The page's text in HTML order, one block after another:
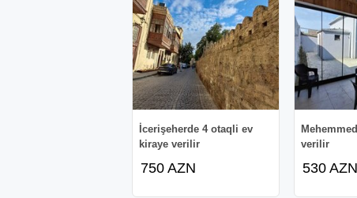
İcerişeherde 4 otaqli ev
kiraye verilir
750 AZN
verilir
530 AZN